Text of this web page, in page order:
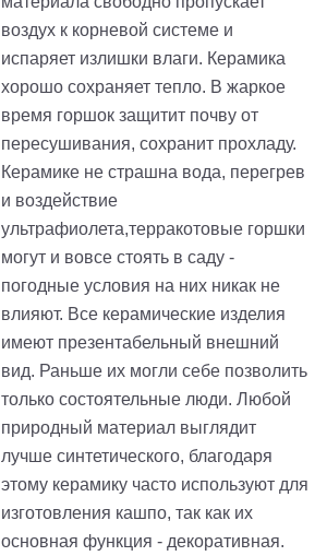
воздух к корневой системе и
испаряет излишки влаги. Керамика
хорошо сохраняет тепло. В жаркое
время горшок защитит почву от
пересушивания, сохранит прохладу.
Керамике не страшна вода, перегрев
и воздействие
ультрафиолета,терракотовые горшки
могут и вовсе стоять в саду -
погодные условия на них никак не
влияют. Все керамические изделия
имеют презентабельный внешний
вид. Раньше их могли себе позволить
только состоятельные люди. Любой
природный материал выглядит
лучше синтетического, благодаря
этому керамику часто используют для
изготовления кашпо, так как их
основная функция - декоративная.